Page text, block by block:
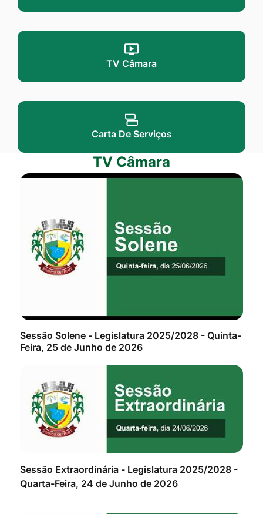
TV Câmara
Carta De Serviços
Seção TV CâmaraTV Câmara
Sessão Solene - Legislatura 2025/2028 - Quinta-
Feira, 25 de Junho de 2026
Sessão Extraordinária - Legislatura 2025/2028 -
Quarta-Feira, 24 de Junho de 2026